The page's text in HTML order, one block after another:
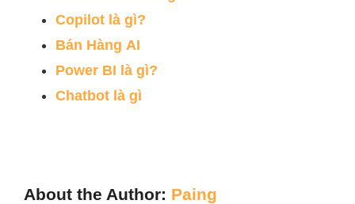
Copilot là gì?
Bán Hàng AI
Power BI là gì?
Chatbot là gì
About the Author: Paing